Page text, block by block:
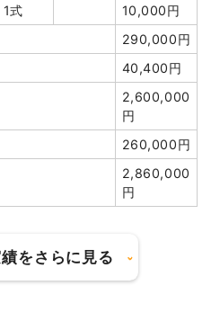
3,245,000円
10m³ 100,000円
13,500円
133,200円
382,400円
378,191円
29,956円
2,650,000
265,000円
2,915,000
1式
10,000円
290,000円
40,400円
2,600,000
円
260,000円
2,860,000
円
をさらに見る